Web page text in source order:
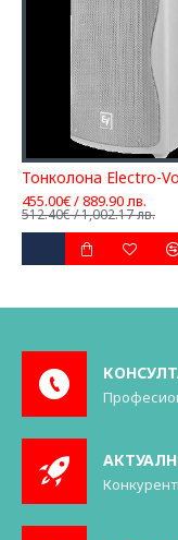
455.00€ / 889.90 лв.
512.40€ / 1,002.17 лв.